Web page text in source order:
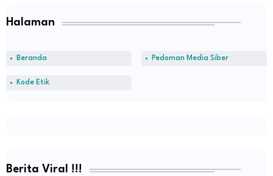
Halaman
Beranda Pedoman Media Siber
Kode Etik
Berita Viral !!!